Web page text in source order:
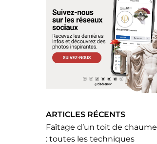
ARTICLES RÉCENTS
Faîtage d’un toit de chaume
: toutes les techniques